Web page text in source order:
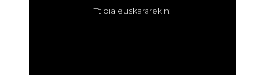
Ttipia euskararekin: